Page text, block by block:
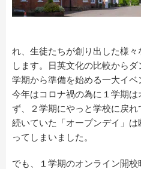
れ、生徒たちが創り出した様
します。日英文化の比較から
学期から準備を始める一大イベ
今年はコロナ禍の為に１学期
ず、２学期にやっと学校に戻
続いていた「オープンデイ」
ってしまいました。
でも、１学期のオンライン開